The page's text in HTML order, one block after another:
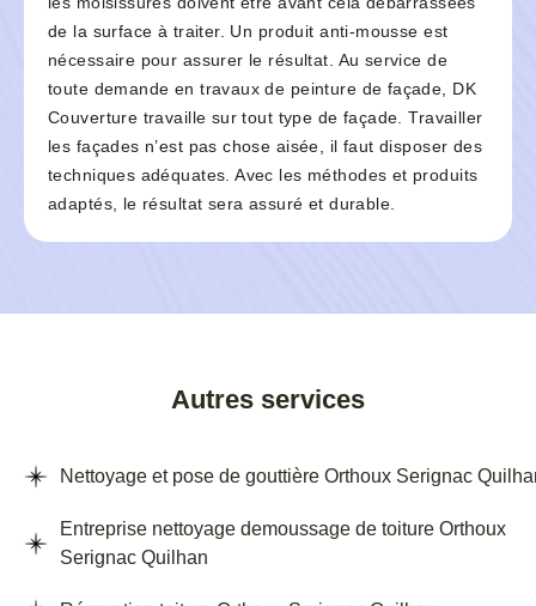
de la surface à traiter. Un produit anti-mousse est
nécessaire pour assurer le résultat. Au service de
toute demande en travaux de peinture de façade, DK
Couverture travaille sur tout type de façade. Travailler
les façades n’est pas chose aisée, il faut disposer des
techniques adéquates. Avec les méthodes et produits
adaptés, le résultat sera assuré et durable.
Autres services
Nettoyage et pose de gouttière Orthoux Serignac
Entreprise nettoyage demoussage de toiture Orthoux
Serignac Quilhan